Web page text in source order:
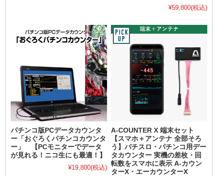
¥59,800(税込)
パチンコ版PCデータカウンタ
ー「おぐろくパチンコカウンタ
ー」 【PCモニターでデータ
が見れる！ニコ生にも最適！】
¥19,800(税込)
A-COUNTER X 端末セット
【スマホ＋アンテナ 全部そろ
う】パチスロ・パチンコ用デー
タカウンター 実機の差枚・回
転数をスマホに表示 A-カウン
ターX・エーカウンターX